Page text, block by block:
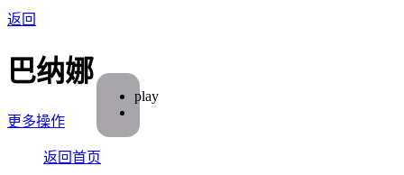
返回
巴纳娜
更多操作
返回首页
play